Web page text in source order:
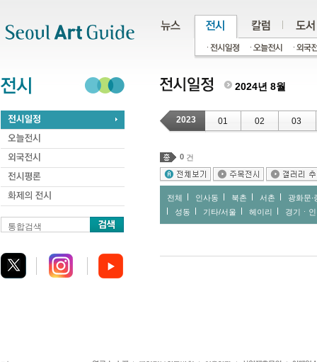
통합검색
2024년 8월
2023 01 02 03
0 건
전체 인사동 북촌 서촌
광화문∙
성동
기타/서울 헤이리 경기ㆍ